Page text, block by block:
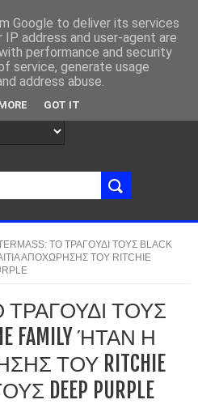
ΤΟ ΤΡΑΓΟΥΔΙ ΤΟΥΣ BLACK
ΑΠΟΧΩΡΗΣΗΣ ΤΟΥ RITCHIE
ΤΡΑΓΟΥΔΙ ΤΟΥΣ
FAMILY ΉΤΑΝ Η
ΤΟΥ RITCHIE
DEEP PURPLE
Google to deliver its services
address and user-agent are
performance and security
service, generate usage
address abuse.
GOT IT